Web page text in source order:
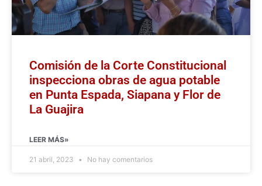
Comisión de la Corte Constitucional
inspecciona obras de agua potable
en Punta Espada, Siapana y Flor de
La Guajira
LEER MÁS»
21 abril, 2023 No hay comentarios